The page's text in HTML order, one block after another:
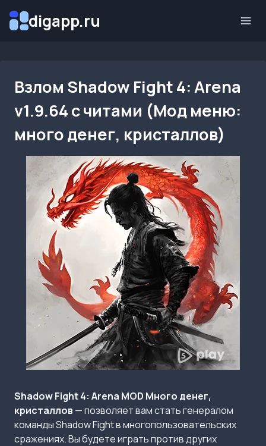
digapp.ru
Взлом Shadow Fight 4: Arena
v1.9.64 с читами (Мод меню:
много денег, кристаллов)
Shadow Fight 4: Arena MOD Много денег,
кристаллов — позволяет вам стать генералом
команды Shadow Fight в многопользовательских
сражениях. Вы будете играть против других